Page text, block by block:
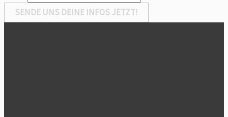
SENDE UNS DEINE INFOS JETZT!